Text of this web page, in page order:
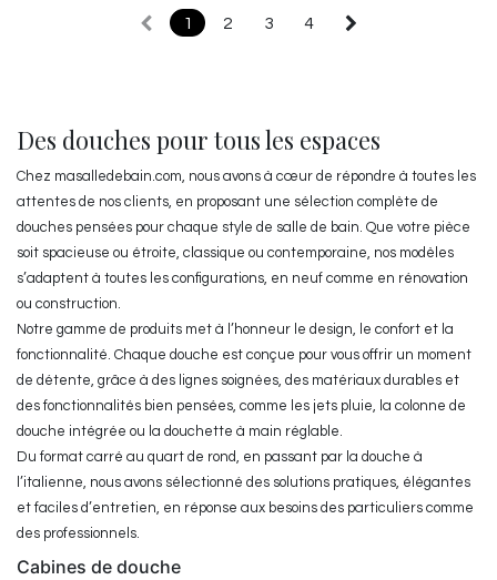
1 2 3 4
Des douches pour tous les espaces
Chez masalledebain.com, nous avons à cœur de répondre à toutes les
attentes de nos clients, en proposant une sélection complète de
douches pensées pour chaque style de salle de bain. Que votre pièce
soit spacieuse ou étroite, classique ou contemporaine, nos modèles
s’adaptent à toutes les configurations, en neuf comme en rénovation
ou construction.
Notre gamme de produits met à l’honneur le design, le confort et la
fonctionnalité. Chaque douche est conçue pour vous offrir un moment
de détente, grâce à des lignes soignées, des matériaux durables et
des fonctionnalités bien pensées, comme les jets pluie, la colonne de
douche intégrée ou la douchette à main réglable.
Du format carré au quart de rond, en passant par la douche à
l’italienne, nous avons sélectionné des solutions pratiques, élégantes
et faciles d’entretien, en réponse aux besoins des particuliers comme
des professionnels.
Cabines de douche